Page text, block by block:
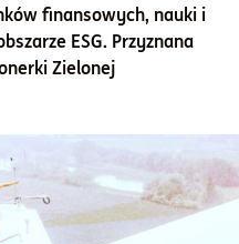
finansowych, nauki i
ESG. Przyznana
Zielonej